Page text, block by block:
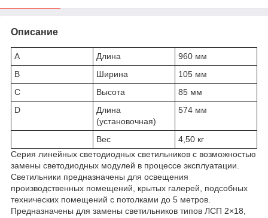
Описание
A Длина
960 мм
B
Ширина
105 мм
C
Высота
85 мм
D
Длина
(установочная)
574 мм
Вес
4,50 кг
Серия линейных светодиодных светильников с возможностью
замены светодиодных модулей в процессе эксплуатации.
Светильники предназначены для освещения
производственных помещений, крытых галерей, подсобных
технических помещений с потолками до 5 метров.
Предназначены для замены светильников типов ЛСП 2×18,